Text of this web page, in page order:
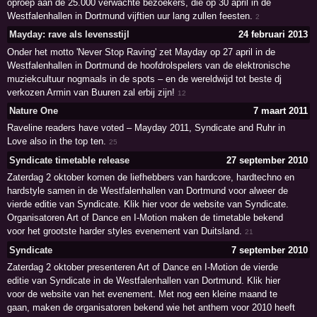
oproep aan de 25.000 verwachte bezoekers, die op 30 april in de
Westfalenhallen in Dortmund vijftien uur lang zullen feesten.2
Mayday: rave als levensstijl
24 februari 2013
Onder het motto 'Never Stop Raving' zet Mayday op 27 april in de
Westfalenhallen in Dortmund de hoofdrolspelers van de elektronische
muziekcultuur nogmaals in de spots – en de wereldwijd tot beste dj
verkozen Armin van Buuren zal erbij zijn! 12
Nature One
7 maart 2011
Raveline readers have voted – Mayday 2011, Syndicate and Ruhr in
Love also in the top ten.25
Syndicate timetable release
27 september 2010
Zaterdag 2 oktober komen de liefhebbers van hardcore, hardtechno en
hardstyle samen in de Westfalenhallen van Dortmund voor alweer de
vierde editie van Syndicate. Klik hier voor de website van Syndicate.
Organisatoren Art of Dance en I-Motion maken de timetable bekend
voor het grootste harder styles evenement van Duitsland.21
Syndicate
7 september 2010
Zaterdag 2 oktober presenteren Art of Dance en I-Motion de vierde
editie van Syndicate in de Westfalenhallen van Dortmund. Klik hier
voor de website van het evenement. Met nog een kleine maand te
gaan, maken de organisatoren bekend wie het anthem voor 2010 heeft